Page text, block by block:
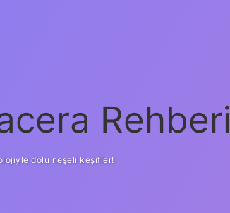
Rehberi
dolu neşeli keşifler!